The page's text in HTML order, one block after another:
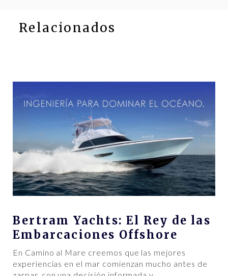
Relacionados
Bertram Yachts: El Rey de las
Embarcaciones Offshore
En Camino al Mare creemos que las mejores
experiencias en el mar comienzan mucho antes de